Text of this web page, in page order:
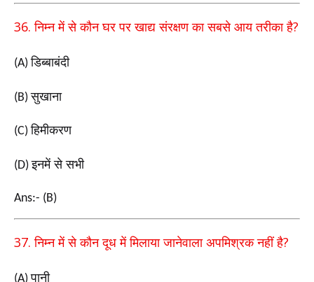
36.निम्न में से कौन घर पर खाद्य संरक्षण का सबसे आय तरीका है?
(A)डिब्बाबंदी
(B)सुखाना
(C)हिमीकरण
(D)इनमें से सभी
Ans:- (B)
37.निम्न में से कौन दूध में मिलाया जानेवाला अपमिश्रक नहीं है?
(A)पानी